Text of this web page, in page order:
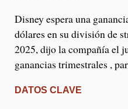
Disney espera una
dólares en su división de
2025, dijo la compañía el
ganancias trimestrales ,
DATOS CLAVE